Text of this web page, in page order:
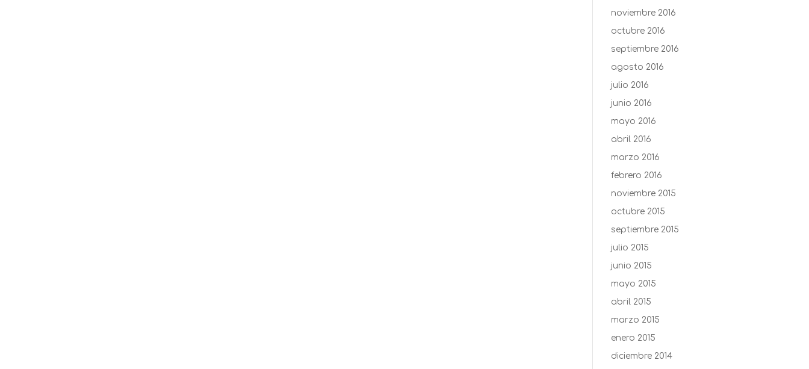
noviembre 2016
octubre 2016
septiembre 2016
agosto 2016
julio 2016
junio 2016
mayo 2016
abril 2016
marzo 2016
febrero 2016
noviembre 2015
octubre 2015
septiembre 2015
julio 2015
junio 2015
mayo 2015
abril 2015
marzo 2015
enero 2015
diciembre 2014